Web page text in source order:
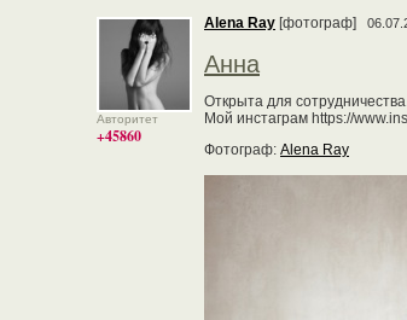
Авторитет
+45860
Alena Ray [фотограф]
Анна
Открыта для
Мой инстаграм https://
Фотограф: Alena Ray